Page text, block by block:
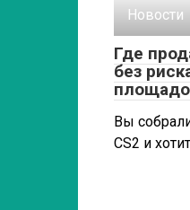
Новости
Где
без
Вы
CS2 и